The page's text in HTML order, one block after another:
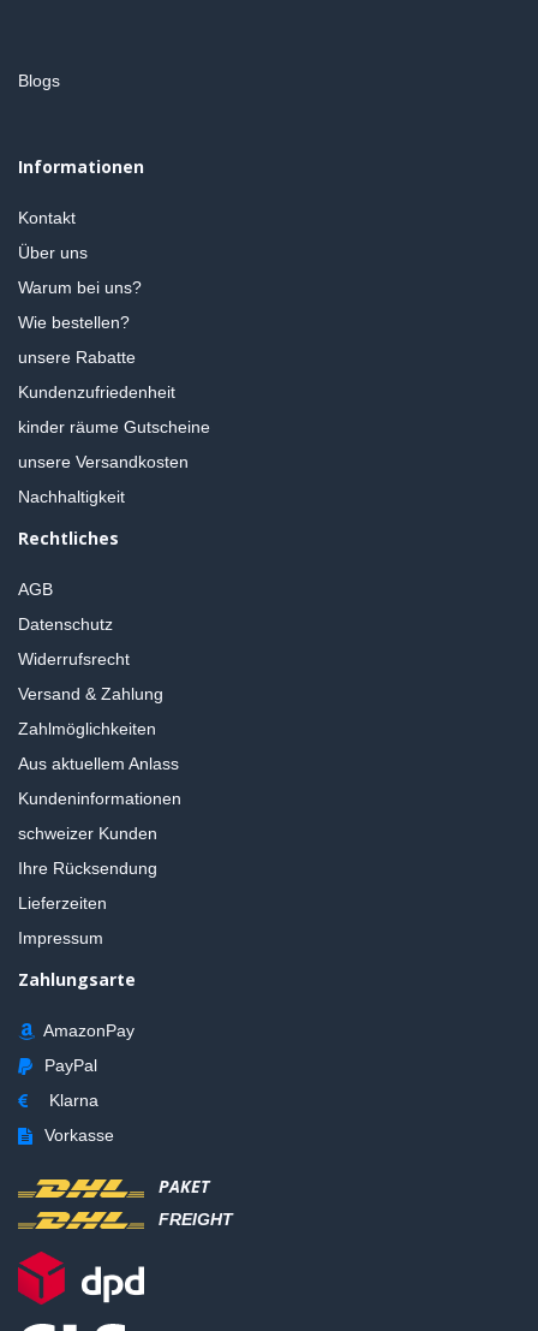
Blogs
Informationen
Kontakt
Über uns
Warum bei uns?
Wie bestellen?
unsere Rabatte
Kundenzufriedenheit
kinder räume Gutscheine
unsere Versandkosten
Nachhaltigkeit
Rechtliches
AGB
Datenschutz
Widerrufsrecht
Versand & Zahlung
Zahlmöglichkeiten
Aus aktuellem Anlass
Kundeninformationen
schweizer Kunden
Ihre Rücksendung
Lieferzeiten
Impressum
Zahlungsarte
AmazonPay
PayPal
Klarna
Vorkasse
PAKET
FREIGHT